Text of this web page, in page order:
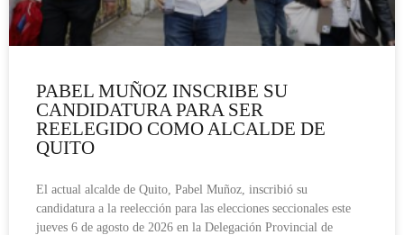
PABEL MUÑOZ INSCRIBE SU
CANDIDATURA PARA SER
REELEGIDO COMO ALCALDE DE
QUITO
El actual alcalde de Quito, Pabel Muñoz, inscribió su
candidatura a la reelección para las elecciones seccionales este
jueves 6 de agosto de 2026 en la Delegación Provincial de